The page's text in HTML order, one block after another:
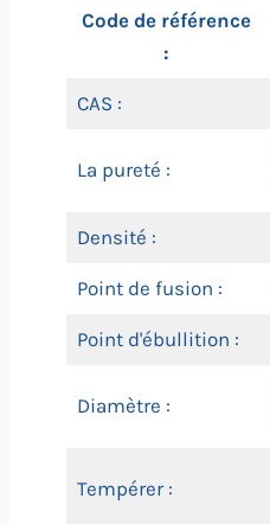
Code de référence
:
CAS :
La pureté :
Densité :
Point de fusion :
Point d'ébullition :
Diamètre :
Tempérer :